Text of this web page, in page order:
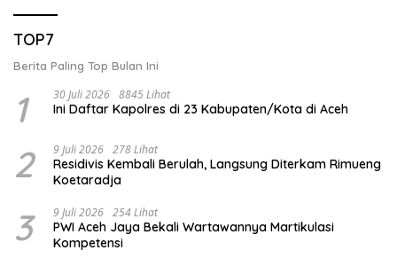
TOP7
Berita Paling Top Bulan Ini
1 30 Juli 2026 8845 Lihat
Ini Daftar Kapolres di 23 Kabupaten/Kota di Aceh
2 9 Juli 2026 278 Lihat
Residivis Kembali Berulah, Langsung Diterkam Rimueng
Koetaradja
3 9 Juli 2026 254 Lihat
PWI Aceh Jaya Bekali Wartawannya Martikulasi
Kompetensi